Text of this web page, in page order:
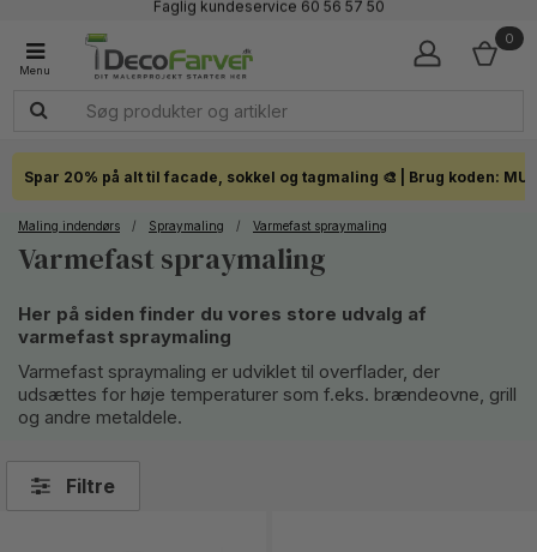
Faglig kundeservice 60 56 57 50
Click & Collect i hele landet
0
Spar 20% på alt til facade, sokkel og tagmaling 🎨 | Brug koden:
Maling indendørs / Spraymaling / Varmefast spraymaling
Varmefast spraymaling
Her på siden finder du vores store udvalg af
varmefast spraymaling
Varmefast spraymaling er udviklet til overflader, der
udsættes for høje temperaturer som f.eks. brændeovne, grill
og andre metaldele.
Filtre